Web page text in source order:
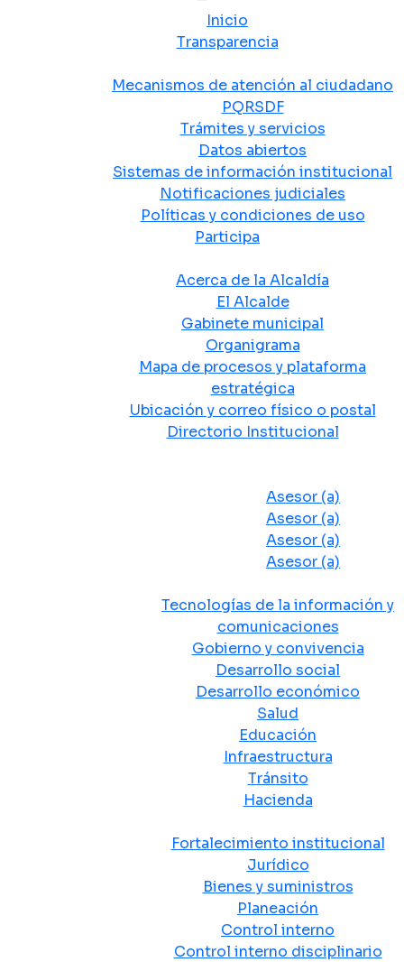
Inicio
Transparencia
Mecanismos de atención al ciudadano
PQRSDF
Trámites y servicios
Datos abiertos
Sistemas de información institucional
Notificaciones judiciales
Políticas y condiciones de uso
Participa
Acerca de la Alcaldía
El Alcalde
Gabinete municipal
Organigrama
Mapa de procesos y plataforma
estratégica
Ubicación y correo físico o postal
Directorio Institucional
Asesor (a)
Asesor (a)
Asesor (a)
Asesor (a)
Tecnologías de la información y
comunicaciones
Gobierno y convivencia
Desarrollo social
Desarrollo económico
Salud
Educación
Infraestructura
Tránsito
Hacienda
Fortalecimiento institucional
Jurídico
Bienes y suministros
Planeación
Control interno
Control interno disciplinario